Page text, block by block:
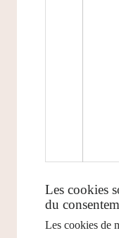
Les cookies
du
Les cookies de